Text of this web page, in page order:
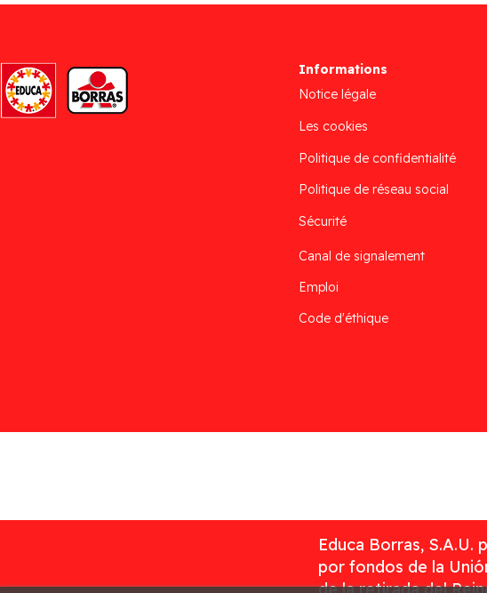
Informations
Notice légale
Les cookies
Politique de confidentialité
Politique de réseau social
Sécurité
Canal de signalement
Emploi
Code d'éthique
Educa Borras, S.A.U.
por fondos de la